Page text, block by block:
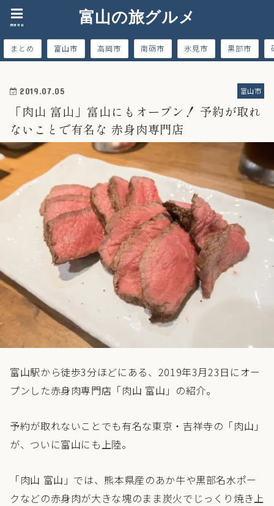
富山の旅グルメ
menu
まとめ 富山市 高岡市 南砺市 氷見市 黒部市
富山市
2019.07.05
「肉山 富山」富山にもオープン！ 予約が取れ
ないことで有名な 赤身肉専門店
富山駅から徒歩3分ほどにある、2019年3月23日にオー
プンした赤身肉専門店「肉山 富山」の紹介。
予約が取れないことでも有名な東京・吉祥寺の「肉山」
が、ついに富山にも上陸。
「肉山 富山」では、熊本県産のあか牛や黒部名水ポー
クなどの赤身肉が大きな塊のまま炭火でじっくり焼き上